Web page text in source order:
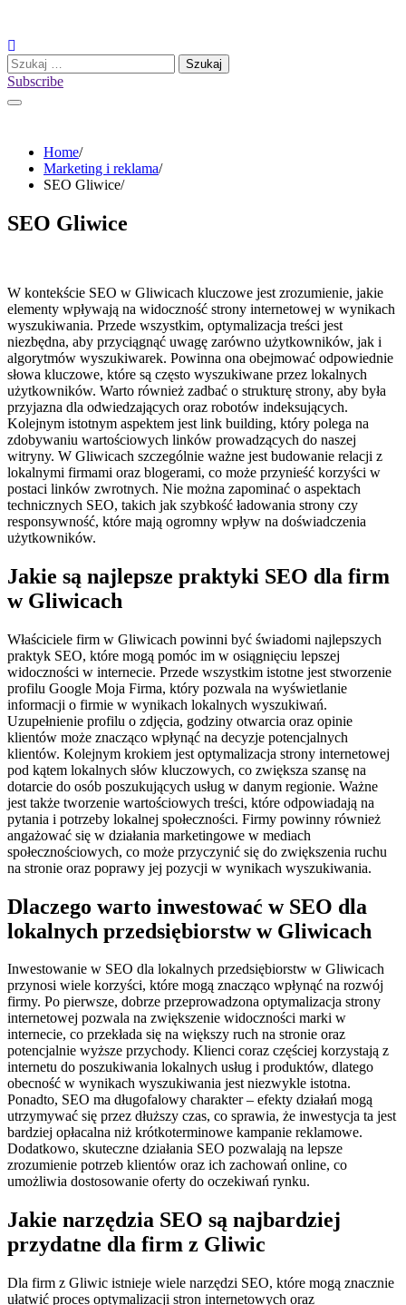
content
Szukaj:
Subscribe
Home
Marketing i reklama
SEO Gliwice
SEO Gliwice
W kontekście SEO w Gliwicach kluczowe jest zrozumienie, jakie
elementy wpływają na widoczność strony internetowej w wynikach
wyszukiwania. Przede wszystkim, optymalizacja treści jest
niezbędna, aby przyciągnąć uwagę zarówno użytkowników, jak i
algorytmów wyszukiwarek. Powinna ona obejmować odpowiednie
słowa kluczowe, które są często wyszukiwane przez lokalnych
użytkowników. Warto również zadbać o strukturę strony, aby była
przyjazna dla odwiedzających oraz robotów indeksujących.
Kolejnym istotnym aspektem jest link building, który polega na
zdobywaniu wartościowych linków prowadzących do naszej
witryny. W Gliwicach szczególnie ważne jest budowanie relacji z
lokalnymi firmami oraz blogerami, co może przynieść korzyści w
postaci linków zwrotnych. Nie można zapominać o aspektach
technicznych SEO, takich jak szybkość ładowania strony czy
responsywność, które mają ogromny wpływ na doświadczenia
użytkowników.
Jakie są najlepsze praktyki SEO dla firm
w Gliwicach
Właściciele firm w Gliwicach powinni być świadomi najlepszych
praktyk SEO, które mogą pomóc im w osiągnięciu lepszej
widoczności w internecie. Przede wszystkim istotne jest stworzenie
profilu Google Moja Firma, który pozwala na wyświetlanie
informacji o firmie w wynikach lokalnych wyszukiwań.
Uzupełnienie profilu o zdjęcia, godziny otwarcia oraz opinie
klientów może znacząco wpłynąć na decyzje potencjalnych
klientów. Kolejnym krokiem jest optymalizacja strony internetowej
pod kątem lokalnych słów kluczowych, co zwiększa szansę na
dotarcie do osób poszukujących usług w danym regionie. Ważne
jest także tworzenie wartościowych treści, które odpowiadają na
pytania i potrzeby lokalnej społeczności. Firmy powinny również
angażować się w działania marketingowe w mediach
społecznościowych, co może przyczynić się do zwiększenia ruchu
na stronie oraz poprawy jej pozycji w wynikach wyszukiwania.
Dlaczego warto inwestować w SEO dla
lokalnych przedsiębiorstw w Gliwicach
Inwestowanie w SEO dla lokalnych przedsiębiorstw w Gliwicach
przynosi wiele korzyści, które mogą znacząco wpłynąć na rozwój
firmy. Po pierwsze, dobrze przeprowadzona optymalizacja strony
internetowej pozwala na zwiększenie widoczności marki w
internecie, co przekłada się na większy ruch na stronie oraz
potencjalnie wyższe przychody. Klienci coraz częściej korzystają z
internetu do poszukiwania lokalnych usług i produktów, dlatego
obecność w wynikach wyszukiwania jest niezwykle istotna.
Ponadto, SEO ma długofalowy charakter – efekty działań mogą
utrzymywać się przez dłuższy czas, co sprawia, że inwestycja ta jest
bardziej opłacalna niż krótkoterminowe kampanie reklamowe.
Dodatkowo, skuteczne działania SEO pozwalają na lepsze
zrozumienie potrzeb klientów oraz ich zachowań online, co
umożliwia dostosowanie oferty do oczekiwań rynku.
Jakie narzędzia SEO są najbardziej
przydatne dla firm z Gliwic
Dla firm z Gliwic istnieje wiele narzędzi SEO, które mogą znacznie
ułatwić proces optymalizacji stron internetowych oraz